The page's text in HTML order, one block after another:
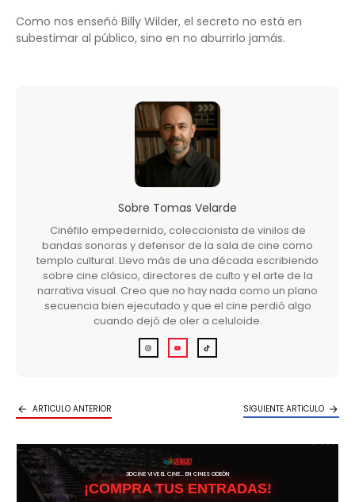
Como nos enseñó Billy Wilder, el secreto no está en
subestimar al público, sino en no aburrirlo jamás.
Sobre Tomas Velarde
Cinéfilo empedernido, coleccionista de vinilos de
bandas sonoras y defensor de la sala de cine como
templo cultural. Llevo más de una década escribiendo
sobre cine clásico, directores de culto y el arte de la
narrativa visual. Creo que no hay nada como un plano
secuencia bien ejecutado y que el cine perdió algo
cuando dejó de oler a celuloide.
ARTICULO ANTERIOR SIGUIENTE ARTICULO
3DCINE VIVE EL CINE… EN CINES ODEÓN
¡COMPRA TUS ENTRADAS!